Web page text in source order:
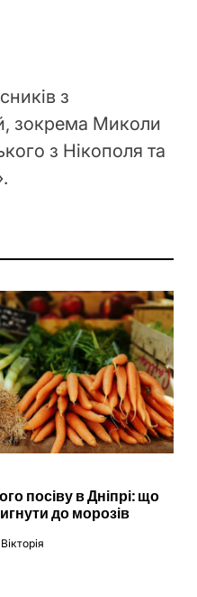
з
зокрема Миколи
з Нікополя та
посіву в Дніпрі: що
до морозів